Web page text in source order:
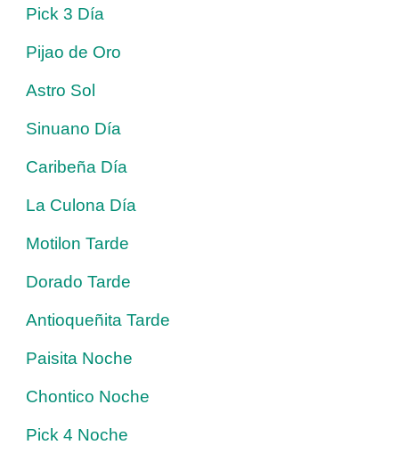
Pick 3 Día
Pijao de Oro
Astro Sol
Sinuano Día
Caribeña Día
La Culona Día
Motilon Tarde
Dorado Tarde
Antioqueñita Tarde
Paisita Noche
Chontico Noche
Pick 4 Noche